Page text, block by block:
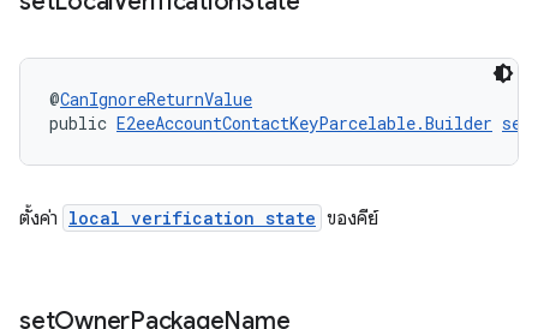
@CanIgnoreReturnValue
public E2eeAccountContactKeyParcelable.Builder
ตั้งค่า local verification state ของคีย์
setOwnerPackageName